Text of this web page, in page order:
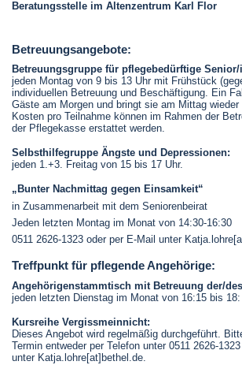
Beratungsstelle im Altenzentrum Karl Flor
Betreuungsangebote:
Betreuungsgruppe für pflegebedürftige Senior/
jeden Montag von 9 bis 13 Uhr mit Frühstück
individuellen Betreuung und Beschäftigung. Ein
Gäste am Morgen und bringt sie am Mittag
Kosten pro Teilnahme können im Rahmen der
der Pflegekasse erstattet werden.
Selbsthilfegruppe Ängste und Depressionen:
jeden 1.+3. Freitag von 15 bis 17 Uhr.
„Bunter Nachmittag gegen Einsamkeit“
in Zusammenarbeit mit dem Seniorenbeirat
Jeden letzten Montag im Monat von 14:30-16:30
0511 2626-1323 oder per E-Mail unter
Treffpunkt für pflegende Angehörige:
Angehörigenstammtisch mit Betreuung der/
jeden letzten Dienstag im Monat von 16:15 bis 18:
Kursreihe Vergissmeinnicht:
Dieses Angebot wird regelmäßig durchgeführt.
Termin entweder per Telefon unter 0511 2626-
unter Katja.lohre[at]bethel.de